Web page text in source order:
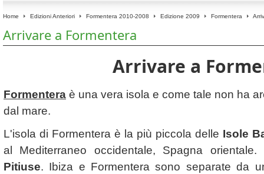
Home Edizioni Anteriori Formentera 2010-2008 Edizione 2009 Formentera
Arrivare a Formentera
Arrivare a
Formentera è una vera isola e come tale non ha
dal mare.
L'isola di Formentera è la più piccola delle Isole
al Mediterraneo occidentale, Spagna
Pitiuse. Ibiza e Formentera sono separate da